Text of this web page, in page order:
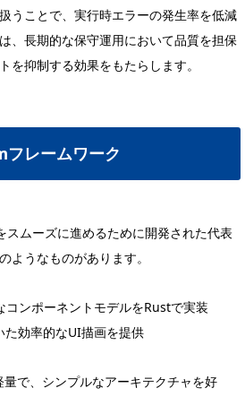
うことで、実行時エラーの発生率を低減
、長期的な保守運用において品質を担保
を抑制する効果をもたらします。
レームワーク
ムーズに進めるために開発された代表
ようなものがあります。
コンポーネントモデルをRustで実装
た効率的なUI描画を提供
で、シンプルなアーキテクチャを好